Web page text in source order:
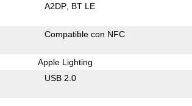
A2DP BT LE
Compatible con NFC
Apple Lighting
USB 2.0